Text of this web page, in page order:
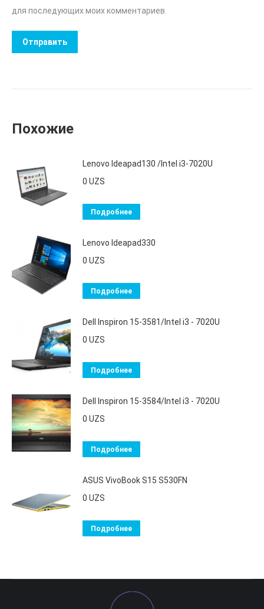
для последующих моих комментариев.
Похожие
Lenovo Ideapad130 /Intel i3-7020U
0 UZS
Подробнее
Lenovo Ideapad330
0 UZS
Подробнее
Dell Inspiron 15-3581/Intel i3 - 7020U
0 UZS
Подробнее
Dell Inspiron 15-3584/Intel i3 - 7020U
0 UZS
Подробнее
ASUS VivoBook S15 S530FN
0 UZS
Подробнее